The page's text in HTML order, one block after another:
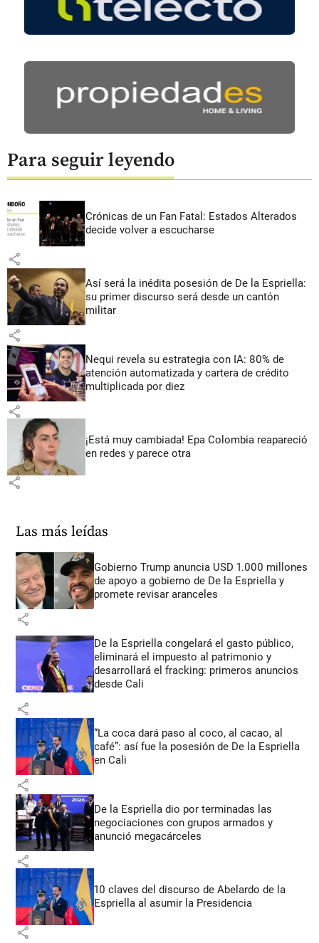
Para seguir leyendo
Crónicas de un Fan Fatal: Estados Alterados
decide volver a escucharse
share
Así será la inédita posesión de De la Espriella:
su primer discurso será desde un cantón
militar
share
Nequi revela su estrategia con IA: 80% de
atención automatizada y cartera de crédito
multiplicada por diez
share
¡Está muy cambiada! Epa Colombia reapareció
en redes y parece otra
share
Las más leídas
Gobierno Trump anuncia USD 1.000 millones
de apoyo a gobierno de De la Espriella y
promete revisar aranceles
share
De la Espriella congelará el gasto público,
eliminará el impuesto al patrimonio y
desarrollará el fracking: primeros anuncios
desde Cali
share
“La coca dará paso al coco, al cacao, al
café”: así fue la posesión de De la Espriella
en Cali
share
De la Espriella dio por terminadas las
negociaciones con grupos armados y
anunció megacárceles
share
10 claves del discurso de Abelardo de la
Espriella al asumir la Presidencia
share